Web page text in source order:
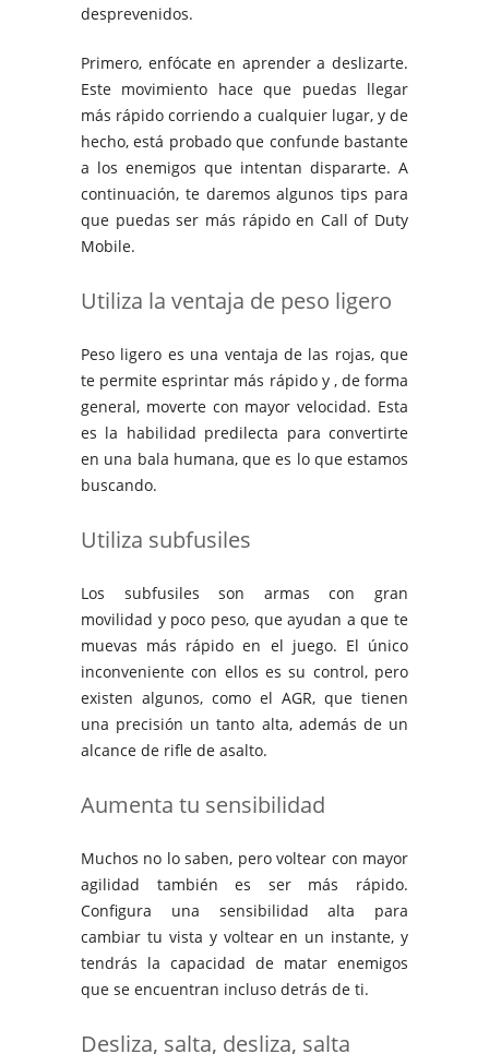
desprevenidos.
Primero, enfócate en aprender a deslizarte.
Este movimiento hace que puedas llegar
más rápido corriendo a cualquier lugar, y de
hecho, está probado que confunde bastante
a los enemigos que intentan dispararte. A
continuación, te daremos algunos tips para
que puedas ser más rápido en Call of Duty
Mobile.
Utiliza la ventaja de peso ligero
Peso ligero es una ventaja de las rojas, que
te permite esprintar más rápido y , de forma
general, moverte con mayor velocidad. Esta
es la habilidad predilecta para convertirte
en una bala humana, que es lo que estamos
buscando.
Utiliza subfusiles
Los subfusiles son armas con gran
movilidad y poco peso, que ayudan a que te
muevas más rápido en el juego. El único
inconveniente con ellos es su control, pero
existen algunos, como el AGR, que tienen
una precisión un tanto alta, además de un
alcance de rifle de asalto.
Aumenta tu sensibilidad
Muchos no lo saben, pero voltear con mayor
agilidad también es ser más rápido.
Configura una sensibilidad alta para
cambiar tu vista y voltear en un instante, y
tendrás la capacidad de matar enemigos
que se encuentran incluso detrás de ti.
Desliza, salta, desliza, salta